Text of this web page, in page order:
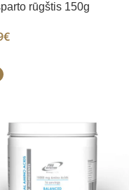
rūgštis 150g
€